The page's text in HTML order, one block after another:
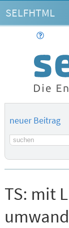
SELFHTML
neuer Beitrag
Suchbegriff
TS: mit